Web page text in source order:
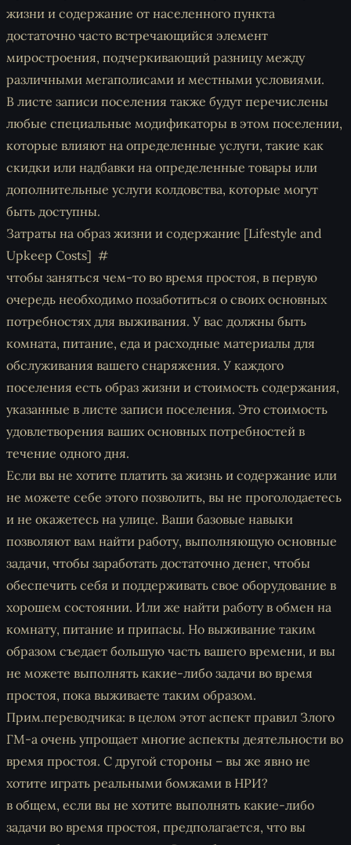
жизни и содержание от населенного пункта
достаточно часто встречающийся элемент
миростроения, подчеркивающий разницу между
различными мегаполисами и местными условиями.
В листе записи поселения также будут перечислены
любые специальные модификаторы в этом поселении,
которые влияют на определенные услуги, такие как
скидки или надбавки на определенные товары или
дополнительные услуги колдовства, которые могут
быть доступны.
Затраты на образ жизни и содержание [Lifestyle and
Upkeep Costs]
чтобы заняться чем-то во время простоя, в первую
очередь необходимо позаботиться о своих основных
потребностях для выживания. У вас должны быть
комната, питание, еда и расходные материалы для
обслуживания вашего снаряжения. У каждого
поселения есть образ жизни и стоимость содержания,
указанные в листе записи поселения. Это стоимость
удовлетворения ваших основных потребностей в
течение одного дня.
Если вы не хотите платить за жизнь и содержание или
не можете себе этого позволить, вы не проголодаетесь
и не окажетесь на улице. Ваши базовые навыки
позволяют вам найти работу, выполняющую основные
задачи, чтобы заработать достаточно денег, чтобы
обеспечить себя и поддерживать свое оборудование в
хорошем состоянии. Или же найти работу в обмен на
комнату, питание и припасы. Но выживание таким
образом съедает большую часть вашего времени, и вы
не можете выполнять какие-либо задачи во время
простоя, пока выживаете таким образом.
Прим.переводчика: в целом этот аспект правил Злого
ГМ-а очень упрощает многие аспекты деятельности во
время простоя. С другой стороны – вы же явно не
хотите играть реальными бомжами в НРИ?
в общем, если вы не хотите выполнять какие-либо
задачи во время простоя, предполагается, что вы